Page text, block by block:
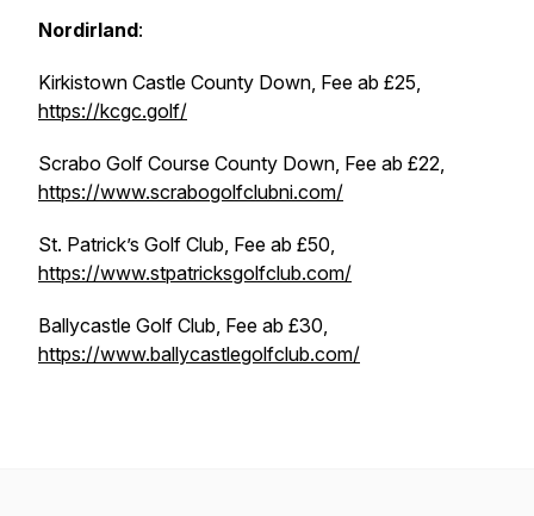
Nordirland:
Kirkistown Castle County Down, Fee ab £25,
https://kcgc.golf/
Scrabo Golf Course County Down, Fee ab £22,
https://www.scrabogolfclubni.com/
St. Patrick’s Golf Club, Fee ab £50,
https://www.stpatricksgolfclub.com/
Ballycastle Golf Club, Fee ab £30,
https://www.ballycastlegolfclub.com/